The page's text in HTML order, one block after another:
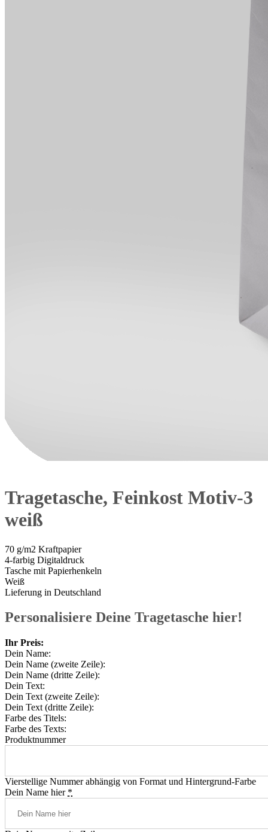
Tragetasche, Feinkost Motiv-3
weiß
70 g/m2 Kraftpapier
4-farbig Digitaldruck
Tasche mit Papierhenkeln
Weiß
Lieferung in Deutschland
Personalisiere Deine Tragetasche hier!
Ihr Preis:
Dein Name:
Dein Name (zweite Zeile):
Dein Name (dritte Zeile):
Dein Text:
Dein Text (zweite Zeile):
Dein Text (dritte Zeile):
Farbe des Titels:
Farbe des Texts:
Produktnummer
Vierstellige Nummer abhängig von Format und Hintergrund-Farbe
Dein Name hier *